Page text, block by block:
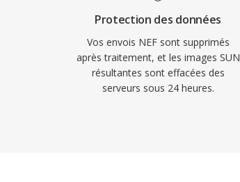
Protection des données
Vos envois NEF sont supprimés
après traitement, et les images SUN
résultantes sont effacées des
serveurs sous 24 heures.